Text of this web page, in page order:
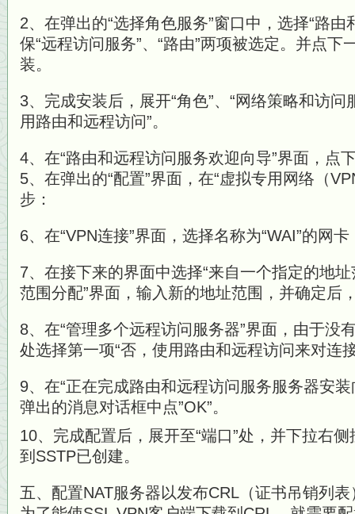
2、在弹出的“选择角色服务”窗口中，选择“路由
保“远程访问服务”、“路由”两项被选定。并点
装。
3、完成安装后，展开“角色”、“网络策略和访问
用路由和远程访问”。
4、在“路由和远程访问服务欢迎向导”界面，点
5、在弹出的“配置”界面，在“虚拟专用网络（
步：
6、在“VPN连接”界面，选择名称为“WAI”的网
7、在接下来的界面中选择“来自一个指定的地
范围分配”界面，输入新的地址范围，并确定后
8、在“管理多个远程访问服务器”界面，由于没
处选择第一项“否，使用路由和远程访问来对连
9、在“正在完成路由和远程访问服务服务器安
弹出的消息对话框中点”OK”。
10、完成配置后，展开至“端口”处，并下拉右
到SSTP已创建。
五、配置NAT服务器以发布CRL（证书吊销列表